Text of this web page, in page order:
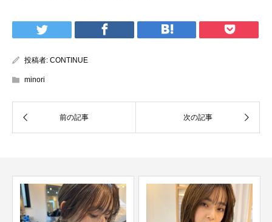
投稿者: CONTINUE
minori